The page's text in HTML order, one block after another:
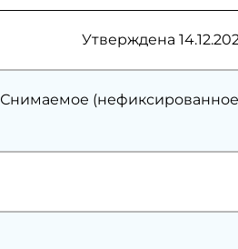
Утверждена
Снимаемое